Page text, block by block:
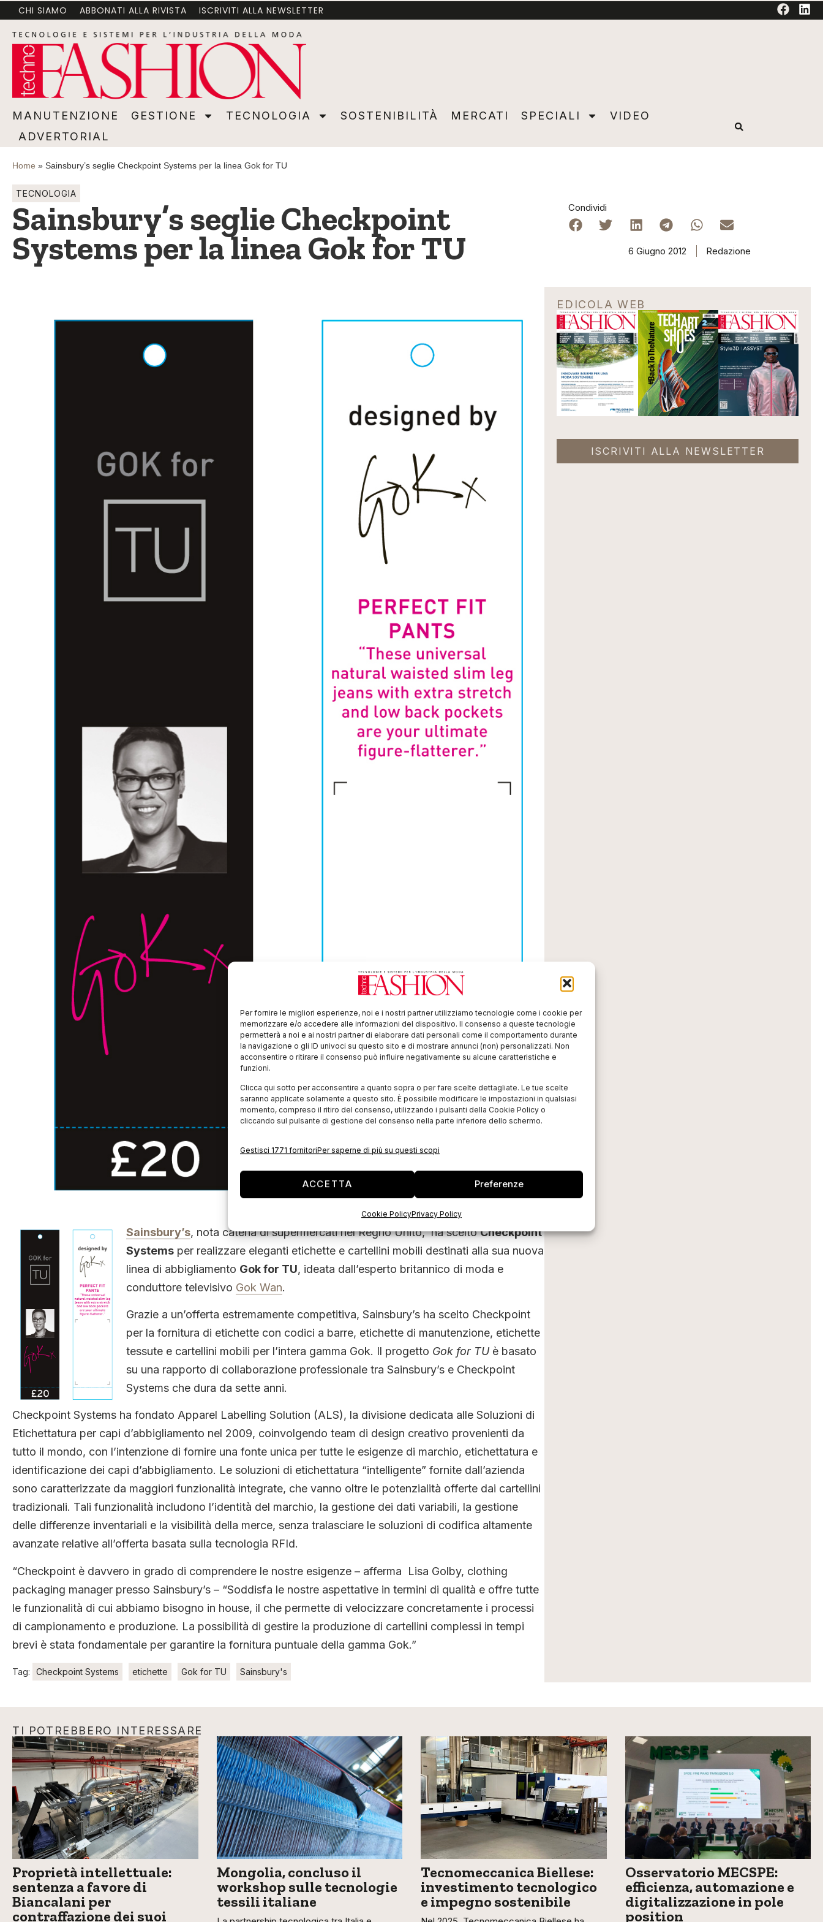
Per fornire le migliori esperienze, noi e i nostri partner utilizziamo tecnologie come i cookie per
memorizzare e/o accedere alle informazioni del dispositivo. Il consenso a queste tecnologie
permetterà a noi e ai nostri partner di elaborare dati personali come il comportamento durante
la navigazione o gli ID univoci su questo sito e di mostrare annunci (non) personalizzati. Non
acconsentire o ritirare il consenso può influire negativamente su alcune caratteristiche e
funzioni.
Clicca qui sotto per acconsentire a quanto sopra o per fare scelte dettagliate. Le tue scelte
saranno applicate solamente a questo sito. È possibile modificare le impostazioni in qualsiasi
momento, compreso il ritiro del consenso, utilizzando i pulsanti della Cookie Policy o
cliccando sul pulsante di gestione del consenso nella parte inferiore dello schermo.
Gestisci 1771 fornitoriPer saperne di più su questi scopi
ACCETTA Preferenze
Cookie PolicyPrivacy Policy
MANUTENZIONE GESTIONE TECNOLOGIA SOSTENIBILITÀ MERCATI SPECIALI VIDEO ADVERTORIAL
CHI SIAMO ABBONATI ALLA RIVISTA ISCRIVITI ALLA NEWSLETTER
MANUTENZIONE GESTIONE TECNOLOGIA SOSTENIBILITÀ MERCATI SPECIALI
VIDEO
ADVERTORIAL
Home » Sainsbury’s seglie Checkpoint Systems per la linea Gok for TU
TECNOLOGIA
Sainsbury’s seglie Checkpoint
Systems per la linea Gok for TU
Condividi
6 Giugno 2012 Redazione
Sainsbury’s, nota catena di supermercati nel Regno Unito, ha sceltoCheckpoint
Systems per realizzare eleganti etichette e cartellini mobili destinati alla sua nuova
linea di abbigliamento Gok for TU, ideata dall’esperto britannico di moda e
conduttore televisivo Gok Wan.
Grazie a un’offerta estremamente competitiva, Sainsbury’s ha scelto Checkpoint
per la fornitura di etichette con codici a barre, etichette di manutenzione, etichette
tessute e cartellini mobili per l’intera gamma Gok. Il progetto Gok for TU è basato
su una rapporto di collaborazione professionale tra Sainsbury’s e Checkpoint
Systems che dura da sette anni.
Checkpoint Systems ha fondato Apparel Labelling Solution (ALS), la divisione dedicata alle Soluzioni di
Etichettatura per capi d’abbigliamento nel 2009, coinvolgendo team di design creativo provenienti da
tutto il mondo, con l’intenzione di fornire una fonte unica per tutte le esigenze di marchio, etichettatura e
identificazione dei capi d’abbigliamento. Le soluzioni di etichettatura “intelligente” fornite dall’azienda
sono caratterizzate da maggiori funzionalità integrate, che vanno oltre le potenzialità offerte dai cartellini
tradizionali. Tali funzionalità includono l’identità del marchio, la gestione dei dati variabili, la gestione
delle differenze inventariali e la visibilità della merce, senza tralasciare le soluzioni di codifica altamente
avanzate relative all’offerta basata sulla tecnologia RFId.
“Checkpoint è davvero in grado di comprendere le nostre esigenze – afferma Lisa Golby, clothing
packaging manager presso Sainsbury’s – “Soddisfa le nostre aspettative in termini di qualità e offre tutte
le funzionalità di cui abbiamo bisogno in house, il che permette di velocizzare concretamente i processi
di campionamento e produzione. La possibilità di gestire la produzione di cartellini complessi in tempi
brevi è stata fondamentale per garantire la fornitura puntuale della gamma Gok.”
Tag: Checkpoint Systems etichette Gok for TU Sainsbury's
EDICOLA WEB
ISCRIVITI ALLA NEWSLETTER
TI POTREBBERO INTERESSARE
Proprietà intellettuale:
sentenza a favore di
Biancalani per
contraffazione dei suoi
Mongolia, concluso il
workshop sulle tecnologie
tessili italiane
Tecnomeccanica Biellese:
investimento tecnologico
e impegno sostenibile
Osservatorio MECSPE:
efficienza, automazione e
digitalizzazione in pole
position